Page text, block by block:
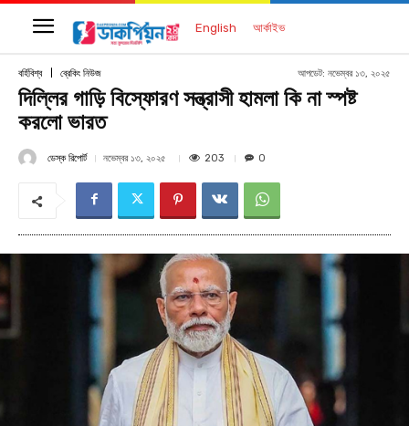
English আর্কাইভ
বর্হিবিশ্ব ব্রেকিং নিউজ আপডেট: নভেম্বর ১৩, ২০২৫
দিল্লির গাড়ি বিস্ফোরণ সন্ত্রাসী হামলা কি না স্পষ্ট
করলো ভারত
ডেস্ক রিপোর্ট নভেম্বর ১৩, ২০২৫ 203 0